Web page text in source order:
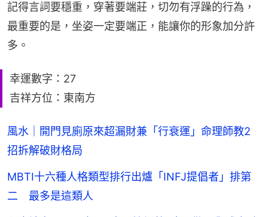
記得言詞要穩重，穿著要端莊，切勿有浮躁的行為，
最重要的是，坐姿一定要端正，能讓你的形象加分許
多。
幸運數字：27
吉祥方位：東南方
風水｜開門見廁原來超漏財兼「行衰運」命理師教2
招拆解破財格局
MBTI十六種人格類型排行出爐「INFJ提倡者」排第
二 最多是這類人